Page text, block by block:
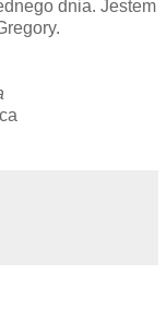
dnia. Jestem